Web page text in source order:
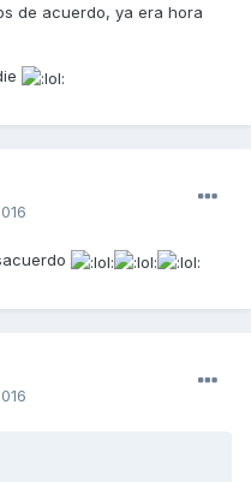
de acuerdo, ya era hora